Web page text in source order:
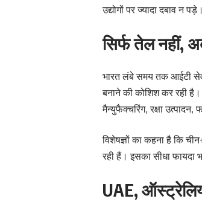
उद्योगों पर ज्यादा दबाव न पड़े।
सिर्फ तेल नहीं,
भारत लंबे समय तक आईटी
बनाने की कोशिश कर रही
मैन्युफैक्चरिंग, रक्षा
विशेषज्ञों का कहना है कि
रही हैं। इसका सीधा फायदा
UAE,